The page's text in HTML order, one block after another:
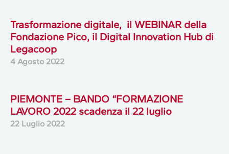
Trasformazione digitale, il WEBINAR della
Fondazione Pico, il Digital Innovation Hub di
Legacoop
4 Agosto 2022
PIEMONTE – BANDO “FORMAZIONE
LAVORO 2022 scadenza il 22 luglio
22 Luglio 2022